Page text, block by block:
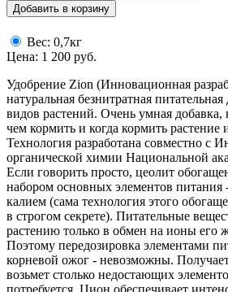
Добавить в корзину
Вес: 0,7кг
Цена: 1 200 руб.
Удобрение Zion (Инновационная
натуральная безнитратная
видов растений. Очень умная добавка,
чем кормить и когда кормить растение
Технология разработана совместно с
органической химии Национальной
Если говорить просто, цеолит
набором основных элементов питания
калием (сама технология этого
в строгом секрете). Питательные
растению только в обмен на ионы его
Поэтому передозировка элементами
корневой ожог - невозможны.
возьмет столько недостающих
потребуется. Цион обеспечивает